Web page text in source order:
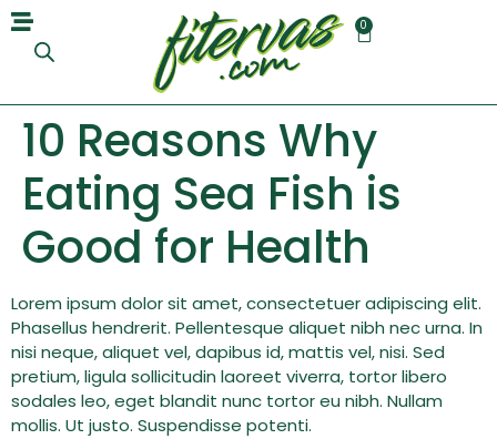
0
10 Reasons Why
Eating Sea Fish is
Good for Health
Lorem ipsum dolor sit amet, consectetuer adipiscing elit.
Phasellus hendrerit. Pellentesque aliquet nibh nec urna. In
nisi neque, aliquet vel, dapibus id, mattis vel, nisi. Sed
pretium, ligula sollicitudin laoreet viverra, tortor libero
sodales leo, eget blandit nunc tortor eu nibh. Nullam
mollis. Ut justo. Suspendisse potenti.